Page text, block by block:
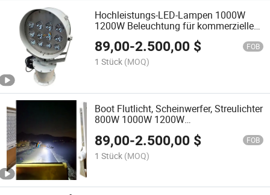
Hochleistungs-LED-Lampen 1000W
1200W Beleuchtung für kommerzielle
89,00-2.500,00 $ FOB
1 Stück (MOQ)
Boot Flutlicht, Scheinwerfer, Streulichter
800W 1000W 1200W
89,00-2.500,00 $ FOB
1 Stück (MOQ)